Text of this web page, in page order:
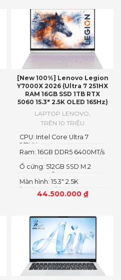
[New 100%] Lenovo Legion
Y7000X 2026 (Ultra 7 251HX
RAM 16GB SSD 1TB RTX
5060 15.3″ 2.5K OLED 165Hz)
LAPTOP LENOVO,
TRÊN 10 TRIỆU
44.500.000 ₫
Màn hình: 15.3" 2.5K
(2560x1600) OLED
Ổ cứng: 512GB SSD M.2
2242 PCIe® 4.0×4 NVMe
Ram: 16GB DDR5 6400MT/s
CPU: Intel Core Ultra 7
251HX